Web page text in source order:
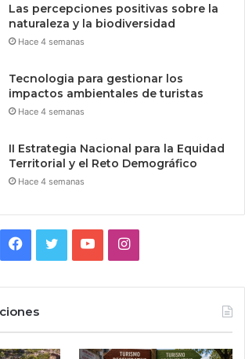
Las percepciones positivas sobre la
naturaleza y la biodiversidad
Hace 4 semanas
Tecnologia para gestionar los
impactos ambientales de turistas
Hace 4 semanas
II Estrategia Nacional para la Equidad
Territorial y el Reto Demográfico
Hace 4 semanas
Facebook
TwitterYouTubeInstagram